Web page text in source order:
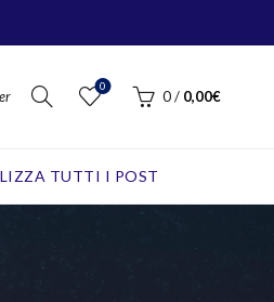
0
0 / 0,00€
TUTTI I POST